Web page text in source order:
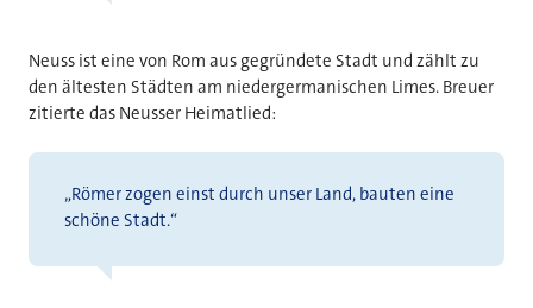
Neuss ist eine von Rom aus gegründete Stadt und zählt zu
den ältesten Städten am niedergermanischen Limes. Breuer
zitierte das Neusser Heimatlied:
„Römer zogen einst durch unser Land, bauten eine
schöne Stadt.“